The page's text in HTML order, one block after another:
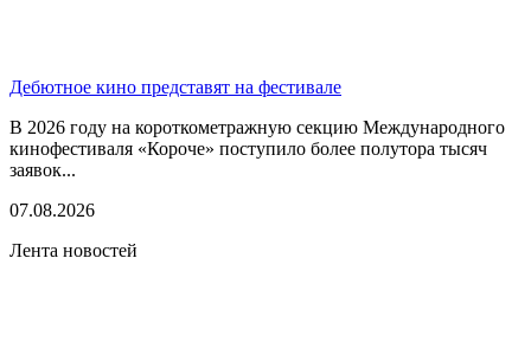
Дебютное кино представят на фестивале
В 2026 году на короткометражную секцию Международного
кинофестиваля «Короче» поступило более полутора тысяч
заявок...
07.08.2026
Лента новостей